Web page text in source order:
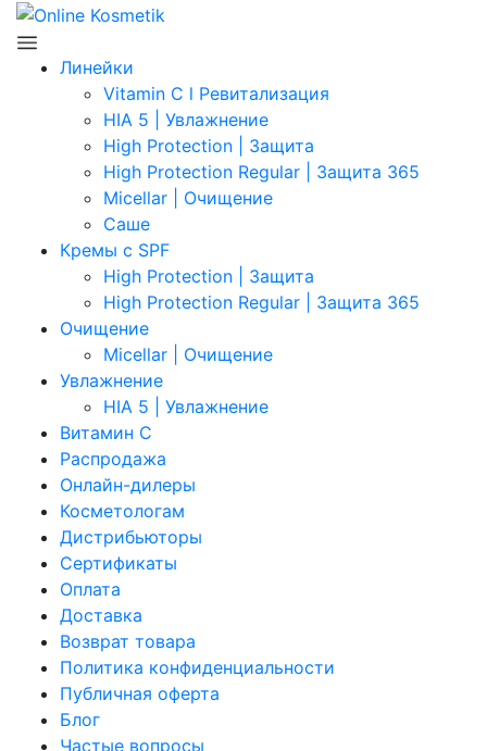
Линейки
Vitamin C l Ревитализация
HIA 5 | Увлажнение
High Protection | Защита
High Protection Regular | Защита 365
Micellar | Очищение
Саше
Кремы с SPF
High Protection | Защита
High Protection Regular | Защита 365
Очищение
Micellar | Очищение
Увлажнение
HIA 5 | Увлажнение
Витамин C
Распродажа
Онлайн-дилеры
Косметологам
Дистрибьюторы
Сертификаты
Оплата
Доставка
Возврат товара
Политика конфиденциальности
Публичная оферта
Блог
Частые вопросы